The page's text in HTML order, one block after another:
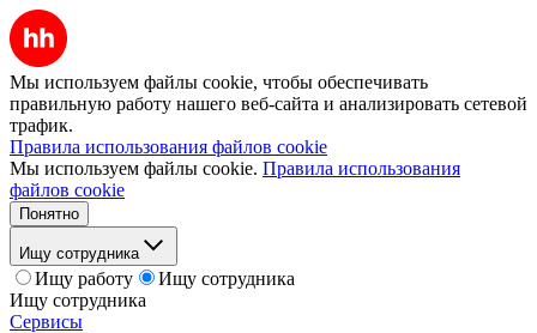
Мы используем файлы cookie, чтобы обеспечивать
правильную работу нашего веб-сайта и анализировать сетевой
трафик.
Правила использования файлов cookie
Мы используем файлы cookie. Правила использования
файлов cookie
Понятно
Ищу сотрудника
Ищу работу
Ищу сотрудника
Ищу сотрудника
Сервисы